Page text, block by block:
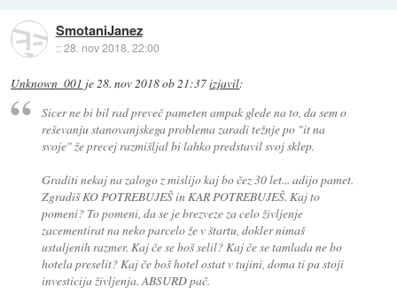
SmotaniJanez
::28. nov 2018, 22:00
Unknown_001 je 28. nov 2018 ob 21:37izjavil:
Sicer ne bi bil rad preveč pameten ampak glede na to, da sem o
reševanju stanovanjskega problema zaradi težnje po "it na
svoje" že precej razmišljal bi lahko predstavil svoj sklep.
Graditi nekaj na zalogo z mislijo kaj bo čez 30 let... adijo pamet.
Zgradiš KO POTREBUJEŠ in KAR POTREBUJEŠ. Kaj to
pomeni? To pomeni, da se je brezveze za celo življenje
zacementirat na neko parcelo že v štartu, dokler nimaš
ustaljenih razmer. Kaj če se boš selil? Kaj če se tamlada ne bo
hotela preselit? Kaj če boš hotel ostat v tujini, doma ti pa stoji
investicija življenja. ABSURD pač.